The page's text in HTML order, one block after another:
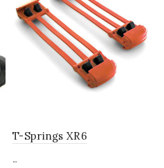
T-Springs XR6
...